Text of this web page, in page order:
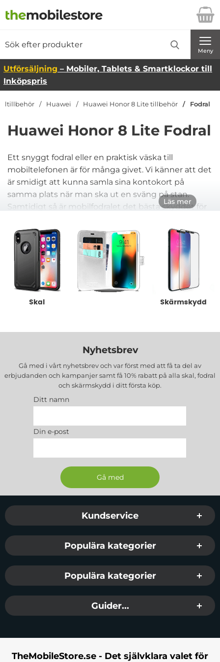
Startsidan för Danira Telecom AB
Meny
Utförsäljning – Mobiler, Tablets & Smartklockor till
Inköpspris
Huawei Huawei Honor 8 Lite tillbehör Fodral
Huawei Honor 8 Lite Fodral
Läs mer
Ett snyggt fodral eller en praktisk väska till
mobiltelefonen är för många givet. Vi känner att det
är smidigt att kunna samla sina kontokort på
samma plats när man ska ut en sväng på stan.
Samtidigt så är mobilfodralet det bästa skyddet för
anledningar att unna sig en väska eller ett
mobilfodral till sin mobil. Våra mobilfodral och väskor
finns i många olika varianter, allt från de praktiska
och smidiga bältesfodralen till snygga fodral i läder,
fodral med fönster och med lock som skyddar
skärmen. Ett annat populärt sätt att förvara sin
mobiltelefon på är hängande runt halsen i en snygg
väskor i flera olika material, så att du alltid kan hitta
Underkategorier
Skal Skärmskydd
Nyhetsbrev
Gå med i vårt nyhetsbrev och var först med att få ta del av
erbjudanden och kampanjer samt få 10% rabatt på alla skal, fodral
och skärmskydd i ditt första köp.
Ditt namn
Din e-post
Sidfot Blandad info och länkar
Kundservice
Populära kategorier
Populära kategorier
Guider...
TheMobileStore.se - Det självklara valet för